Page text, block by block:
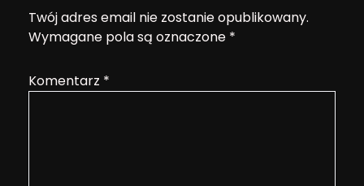
Twój adres email nie zostanie opublikowany.
Wymagane pola są oznaczone *
Komentarz *